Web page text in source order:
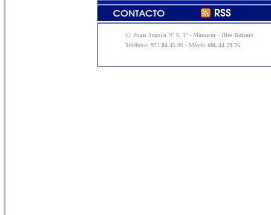
C/ Juan Segura Nº 8, 1º - Manacor - Illes Balears
Teléfono: 971 84 45 89 - Móvil: 606 44 29 76